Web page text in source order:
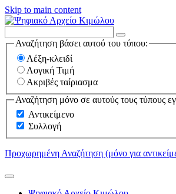
Skip to main content
Αναζήτηση βάσει αυτού του τύπου:
Λέξη-κλειδί
Λογική Τιμή
Ακριβές ταίριασμα
Αναζήτηση μόνο σε αυτούς τους τύπους
Αντικείμενο
Συλλογή
Προχωρημένη Αναζήτηση (μόνο για